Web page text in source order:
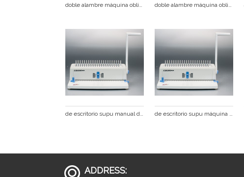
doble alambre máquina obligatoria del peine cb200plus doble alambre máquina obligatoria del peine cb2100plus
de escritorio supu manual de peine de plástico vinculante máquina de escritorio supu máquina obligatoria del peine cb200 plus para la oficina de la fábrica anfd
ADDRESS: